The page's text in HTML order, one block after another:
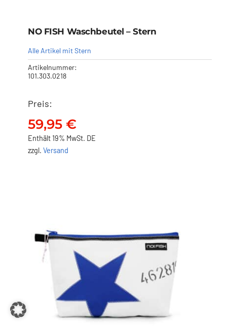
NO FISH Waschbeutel –
59,95
NO FISH Waschbeutel – Stern
Alle Artikel mit Stern
Artikelnummer:
101.303.0218
Preis:
59,95 €
Enthält 19% MwSt. DE
zzgl. Versand